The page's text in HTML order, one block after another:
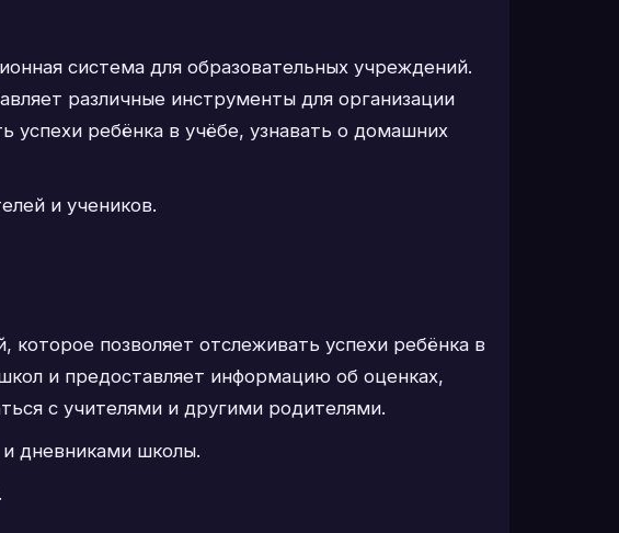
система для образовательных учреждений.
различные инструменты для организации
ребёнка в учёбе, узнавать о домашних
и учеников.
позволяет отслеживать успехи ребёнка в
и предоставляет информацию об оценках,
с учителями и другими родителями.
дневниками школы.